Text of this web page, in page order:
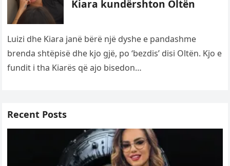
Kiara kundërshton Oltën
Luizi dhe Kiara janë bërë një dyshe e pandashme
brenda shtëpisë dhe kjo gjë, po ‘bezdis’ disi Oltën. Kjo e
fundit i tha Kiarës që ajo bisedon…
Recent Posts